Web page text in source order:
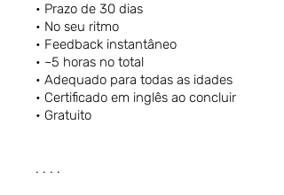
• Prazo de 30 dias
• No seu ritmo
• Feedback instantâneo
• ~5 horas no total
• Adequado para todas as idades
• Certificado em inglês ao concluir
• Gratuito
. . . .